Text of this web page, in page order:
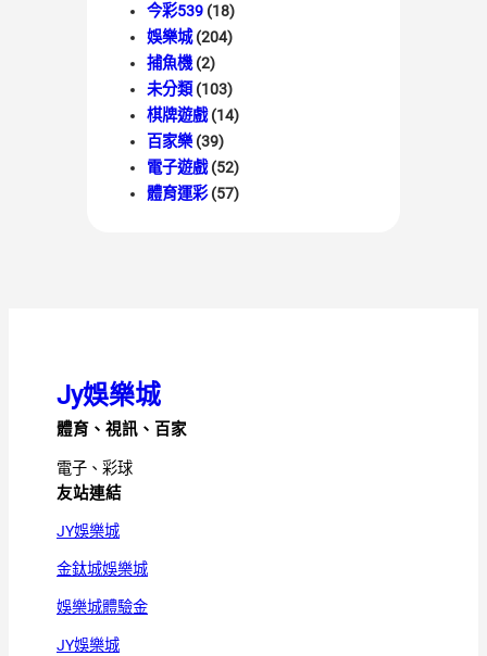
今彩539 (18)
娛樂城(204)
捕魚機 (2)
未分類 (103)
棋牌遊戲(14)
百家樂 (39)
電子遊戲(52)
體育運彩(57)
Jy娛樂城
體育、視訊、百家
電子、彩球
友站連結
JY娛樂城
金鈦城娛樂城
娛樂城體驗金
JY娛樂城